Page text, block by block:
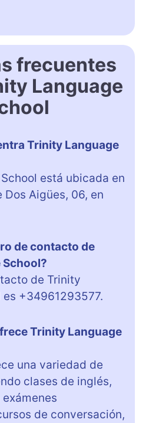
frecuentes
Language
Trinity Language
está ubicada en
Dos Aigües, 06, en
de contacto de
de Trinity
+34961293577.
Trinity Language
una variedad de
clases de inglés,
de conversación,